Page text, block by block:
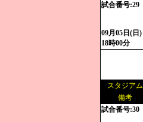
試合番号:29
09月05日(日)
18時00分
スタジアム
備考
試合番号:30